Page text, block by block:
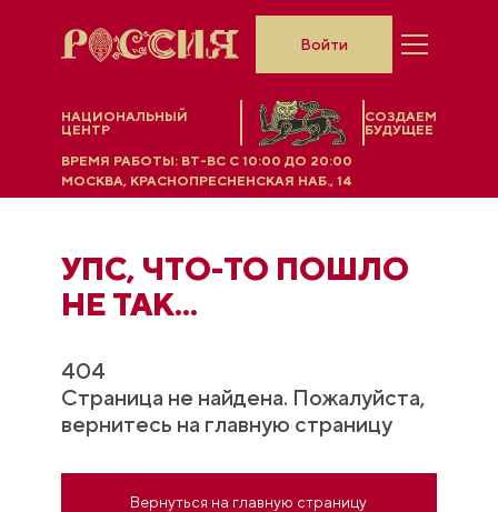
НАЦИОНАЛЬНЫЙ
ЦЕНТР
СОЗДАЕМ
БУДУЩЕЕ
ВРЕМЯ РАБОТЫ: ВТ-ВС C 10:00 ДО 20:00
МОСКВА, КРАСНОПРЕСНЕНСКАЯ НАБ., 14
Войти
УПС, ЧТO-ТО ПОШЛО
НЕ ТАК...
404
Страница не найдена. Пожалуйста,
вернитесь на главную страницу
Вернуться на главную страницу